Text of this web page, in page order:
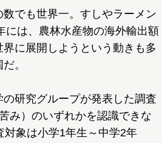
でも世界一。すしやラーメン
には、農林水産物の海外輸出額
に展開しようという動きも多
。
研究グループが発表した調査
み）のいずれかを認識できな
象は小学1年生～中学2年